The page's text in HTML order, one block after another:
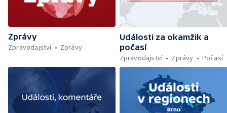
léčbu rakoviny prsu — Sev.en už nehodlá
darovat peníze ušetřené za rekultivaci —
Wales nepodpoří Infantina do vedení FIFA —
Rozkol turecké opozice — Dokončená
rekonstrukce křižovatky Mileta — Problémy
se zřizováním dětských skupin — První
člověk, který přeplaval Baltské moře —
Práce v zemědělství během vysokých
teplot — Tvůrčí přestávka Ariany Grande —
Přemnožení krokodýlů na Borneu — Český
hlas ve vesmíru
Zprávy
Zpravodajství
Zprávy
Události za okamžik a
počasí
Zpravodajství
Zprávy Počasí